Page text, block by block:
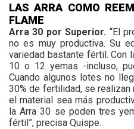
LAS ARRA COMO
FLAME
Arra 30 por Superior. “El
no es muy productiva. Su
variedad bastante fértil. Con
10 o 12 yemas -incluso,
Cuando algunos lotes no
30% de fertilidad, se realizan
el material sea más
la Arra 30 se poden tres
fértil”, precisa Quispe.